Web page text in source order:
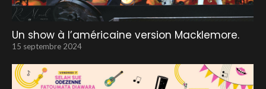
Un show à l’américaine version Macklemore.
15 septembre 2024